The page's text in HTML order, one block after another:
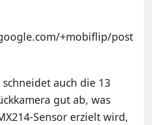
+mobiflip/post
auch die 13
gut ab, was
Sensor erzielt wird,